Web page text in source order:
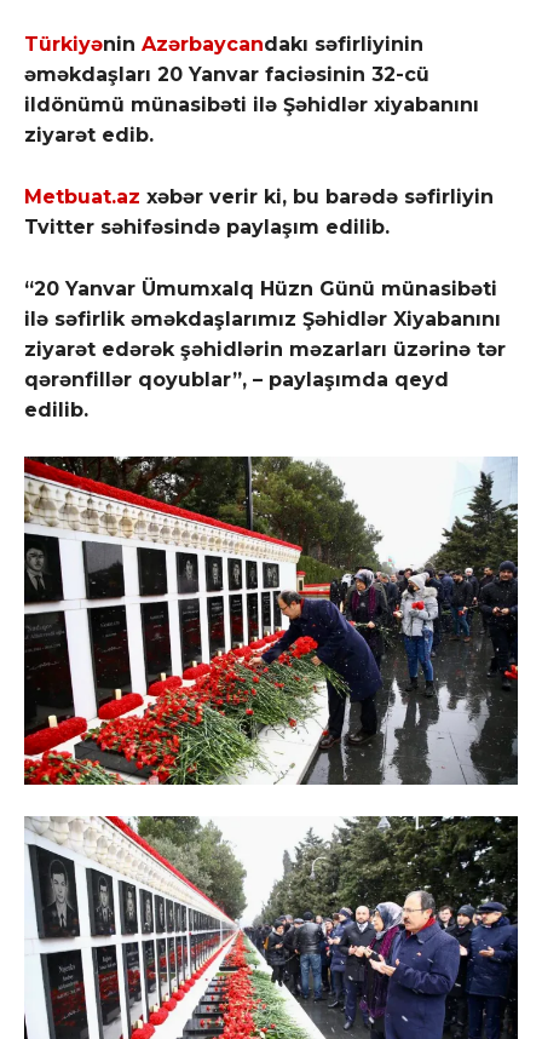
Türkiyənin Azərbaycandakı səfirliyinin
əməkdaşları 20 Yanvar faciəsinin 32-cü
ildönümü münasibəti ilə Şəhidlər xiyabanını
ziyarət edib.
Metbuat.az xəbər verir ki, bu barədə səfirliyin
Tvitter səhifəsində paylaşım edilib.
“20 Yanvar Ümumxalq Hüzn Günü münasibəti
ilə səfirlik əməkdaşlarımız Şəhidlər Xiyabanını
ziyarət edərək şəhidlərin məzarları üzərinə tər
qərənfillər qoyublar”, – paylaşımda qeyd
edilib.